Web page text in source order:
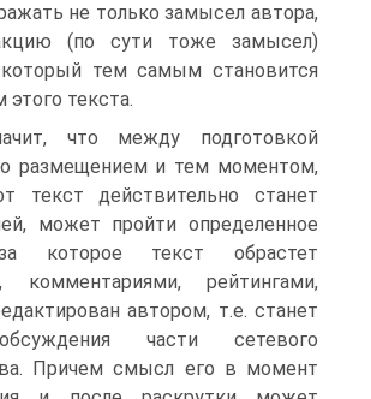
не только замысел автора,
(по сути тоже замысел)
который тем самым становится
этого текста.
что между подготовкой
размещением и тем моментом,
текст действительно станет
может пройти определенное
которое текст обрастет
комментариями, рейтингами,
автором, т.е. станет
части сетевого
Причем смысл его в момент